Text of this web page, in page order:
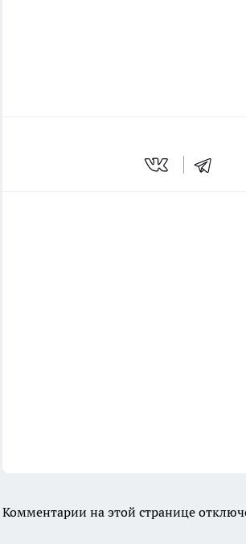
Комментарии на этой странице